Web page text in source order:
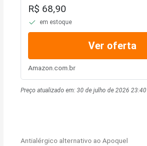
R$ 68,90
em estoque
Ver oferta
Amazon.com.br
Preço atualizado em:30 de julho de 2026 23:40
Antialérgico alternativo ao Apoquel